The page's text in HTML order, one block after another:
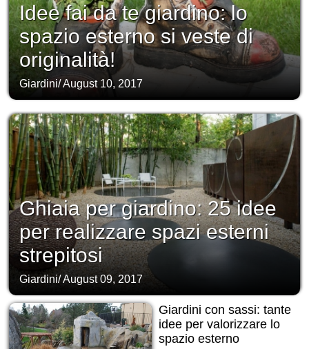
Idee fai da te giardino: lo
spazio esterno si veste di
originalità!
Giardini/August 10, 2017
Ghiaia per giardino: 25 idee
per realizzare spazi esterni
strepitosi
Giardini/August 09, 2017
Giardini con sassi: tante
idee per valorizzare lo
spazio esterno